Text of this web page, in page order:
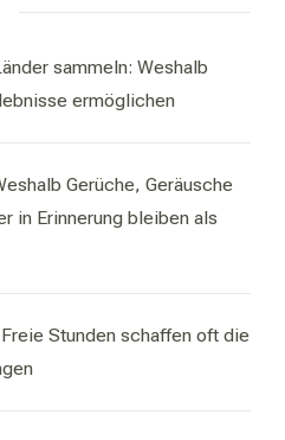
sammeln: Weshalb
ermöglichen
Gerüche, Geräusche
in Erinnerung bleiben als
Stunden schaffen oft die